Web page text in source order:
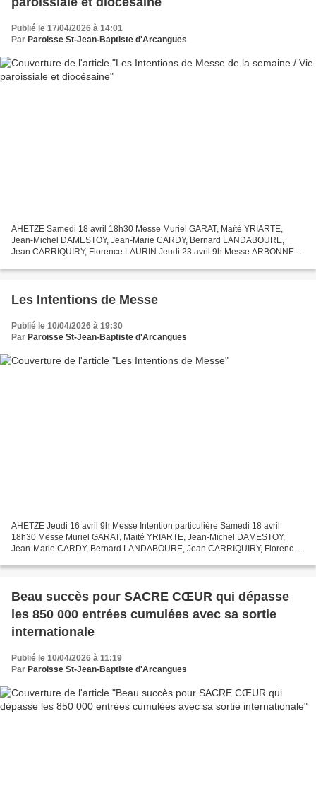
Publié le 17/04/2026 à 14:01
Par Paroisse St-Jean-Baptiste d'Arcangues
AHETZE Samedi 18 avril 18h30 Messe Muriel GARAT, Maïté YRIARTE,
Jean-Michel DAMESTOY, Jean-Marie CARDY, Bernard LANDABOURE,
Jean CARRIQUIRY, Florence LAURIN Jeudi 23 avril 9h Messe ARBONNE
Les Intentions de Messe
Publié le 10/04/2026 à 19:30
Par Paroisse St-Jean-Baptiste d'Arcangues
AHETZE Jeudi 16 avril 9h Messe Intention particulière Samedi 18 avril
18h30 Messe Muriel GARAT, Maïté YRIARTE, Jean-Michel DAMESTOY,
Jean-Marie CARDY, Bernard LANDABOURE, Jean CARRIQUIRY, Florence
Beau succès pour SACRE CŒUR qui dépasse
les 850 000 entrées cumulées avec sa sortie
internationale
Publié le 10/04/2026 à 11:19
Par Paroisse St-Jean-Baptiste d'Arcangues